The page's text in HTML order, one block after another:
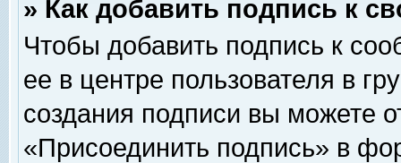
» Как добавить подпись к
Чтобы добавить подпись к
ее в центре пользователя в
создания подписи вы можете
«Присоединить подпись» в